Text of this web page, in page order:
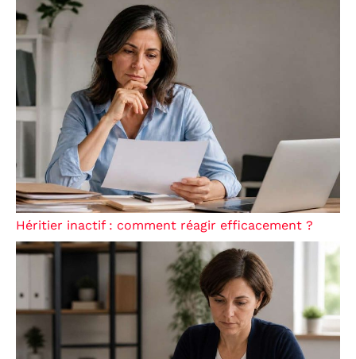
Héritier inactif : comment réagir efficacement ?